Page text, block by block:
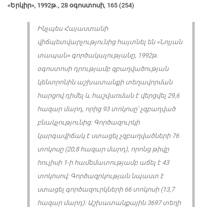
«Երկիր», 1992թ., 28 օգոստոսի, 165 (254)
Ինչպես Հայաստանի
վիճպետվարչությունից հայտնել են «Նոյյան
տապան» գործակալությանը, 1992թ.
օգոստոսի դրությամբ զբաղվածության
կենտրոնին աշխատանքի տեղավորման
հարցով դիմել և հաշվառման է վերցվել 29,6
հազար մարդ, որից 93 տոկոսը՝ չզբաղված
բնակչությունից: Գործազուրկի
կարգավիճակ է ստացել չզբաղվածների 76
տոկոսը (20,8 հազար մարդ), որոնց թիվը
հուլիսի 1-ի համեմատությամբ աճել է 43
տոկոսով: Գործազրկության նպաստ է
ստացել գործազուրկների 66 տոկոսի (13,7
հազար մարդ): Աշխատանքային 3697 տեղի